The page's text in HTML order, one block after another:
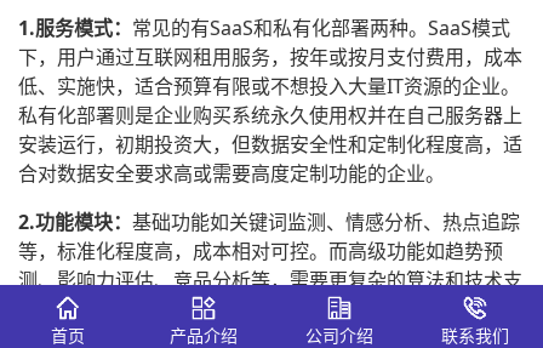
1.服务模式： 常见的有SaaS和私有化部署两种。SaaS模式
下，用户通过互联网租用服务，按年或按月支付费用，成本
低、实施快，适合预算有限或不想投入大量IT资源的企业。
私有化部署则是企业购买系统永久使用权并在自己服务器上
安装运行，初期投资大，但数据安全性和定制化程度高，适
合对数据安全要求高或需要高度定制功能的企业。
2.功能模块： 基础功能如关键词监测、情感分析、热点追踪
等，标准化程度高，成本相对可控。而高级功能如趋势预
测、影响力评估、竞品分析等，需要更复杂的算法和技术支
持，研发成本高，会使系统价格上升。此外，自动生成定期
报告的功能也会影响价格，报告生成的频率和复杂度越高，
首页 产品介绍 公司介绍 联系我们